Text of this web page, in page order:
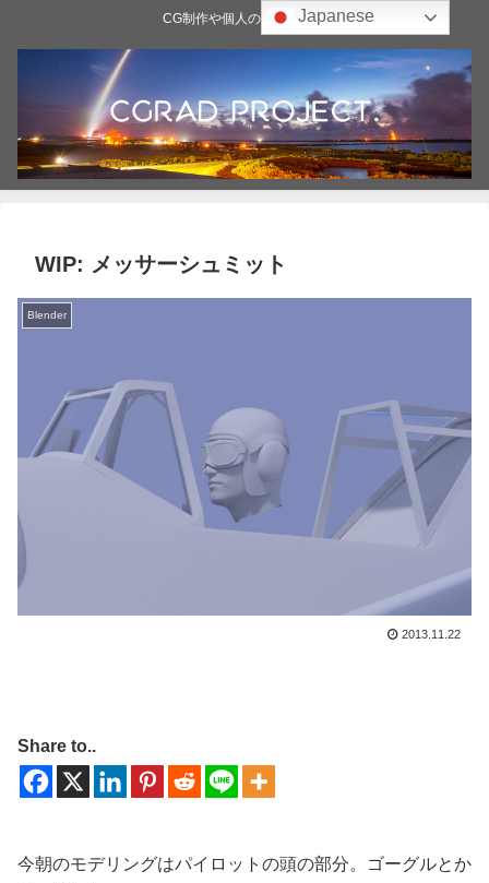
CG制作や個人の雑記ブログ
WIP: メッサーシュミット
Blender
2013.11.22
Share to..
今朝のモデリングはパイロットの頭の部分。ゴーグルとか
Japanese